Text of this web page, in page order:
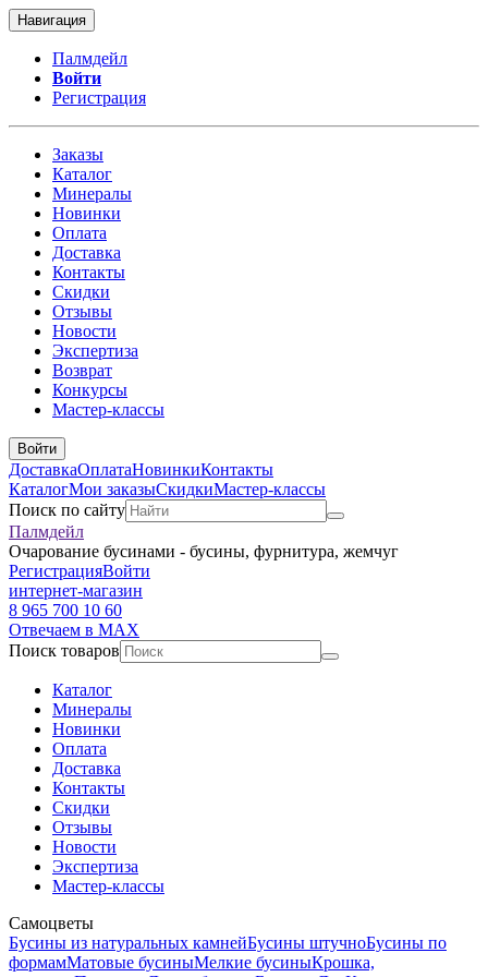
Навигация
Палмдейл
Войти
Регистрация
Заказы
Каталог
Минералы
Новинки
Оплата
Доставка
Контакты
Скидки
Отзывы
Новости
Экспертиза
Возврат
Конкурсы
Мастер-классы
Войти
ДоставкаОплатаНовинкиКонтакты
КаталогМои заказыСкидкиМастер-классы
Поиск по сайту
Палмдейл
Очарование бусинами - бусины, фурнитура, жемчуг
РегистрацияВойти
интернет-магазин
8 965 700 10 60
Отвечаем в MAX
Поиск товаров
Каталог
Минералы
Новинки
Оплата
Доставка
Контакты
Скидки
Отзывы
Новости
Экспертиза
Мастер-классы
Самоцветы
Бусины из натуральных камнейБусины штучноБусины по
формамМатовые бусиныМелкие бусиныКрошка,